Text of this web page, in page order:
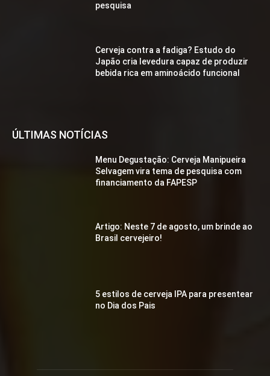
pesquisa
Cerveja contra a fadiga? Estudo do
Japão cria levedura capaz de produzir
bebida rica em aminoácido funcional
ÚLTIMAS NOTÍCIAS
Menu Degustação: Cerveja Manipueira
Selvagem vira tema de pesquisa com
financiamento da FAPESP
Artigo: Neste 7 de agosto, um brinde ao
Brasil cervejeiro!
5 estilos de cerveja IPA para presentear
no Dia dos Pais